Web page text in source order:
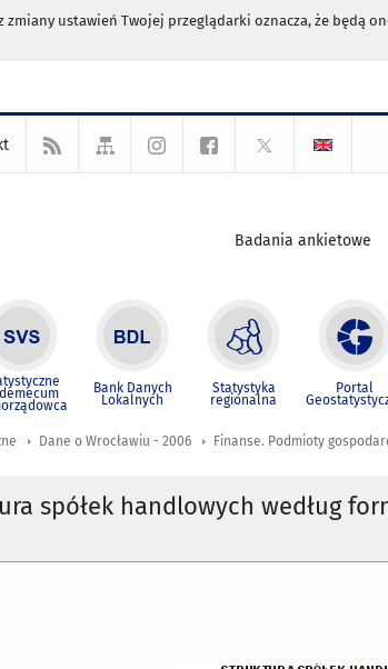
zmiany ustawień Twojej przeglądarki oznacza, że będą
Badania ankietowe
Bank Danych
Lokalnych
Statystyka
regionalna
Portal
Dane o Wrocławiu - 2006 Finanse. Podmioty
spółek handlowych według